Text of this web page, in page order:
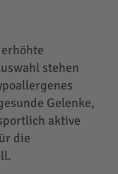
stehen
Gelenke,
aktive
die